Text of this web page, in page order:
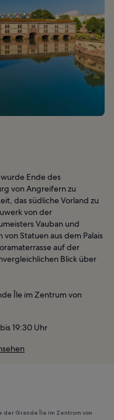
Ende des
von Angreifern zu
das südliche Vorland zu
von der
Vauban und
Statuen aus dem Palais
auf der
Blick über
Île im Zentrum von
19:30 Uhr
der Grande Île im Zentrum von